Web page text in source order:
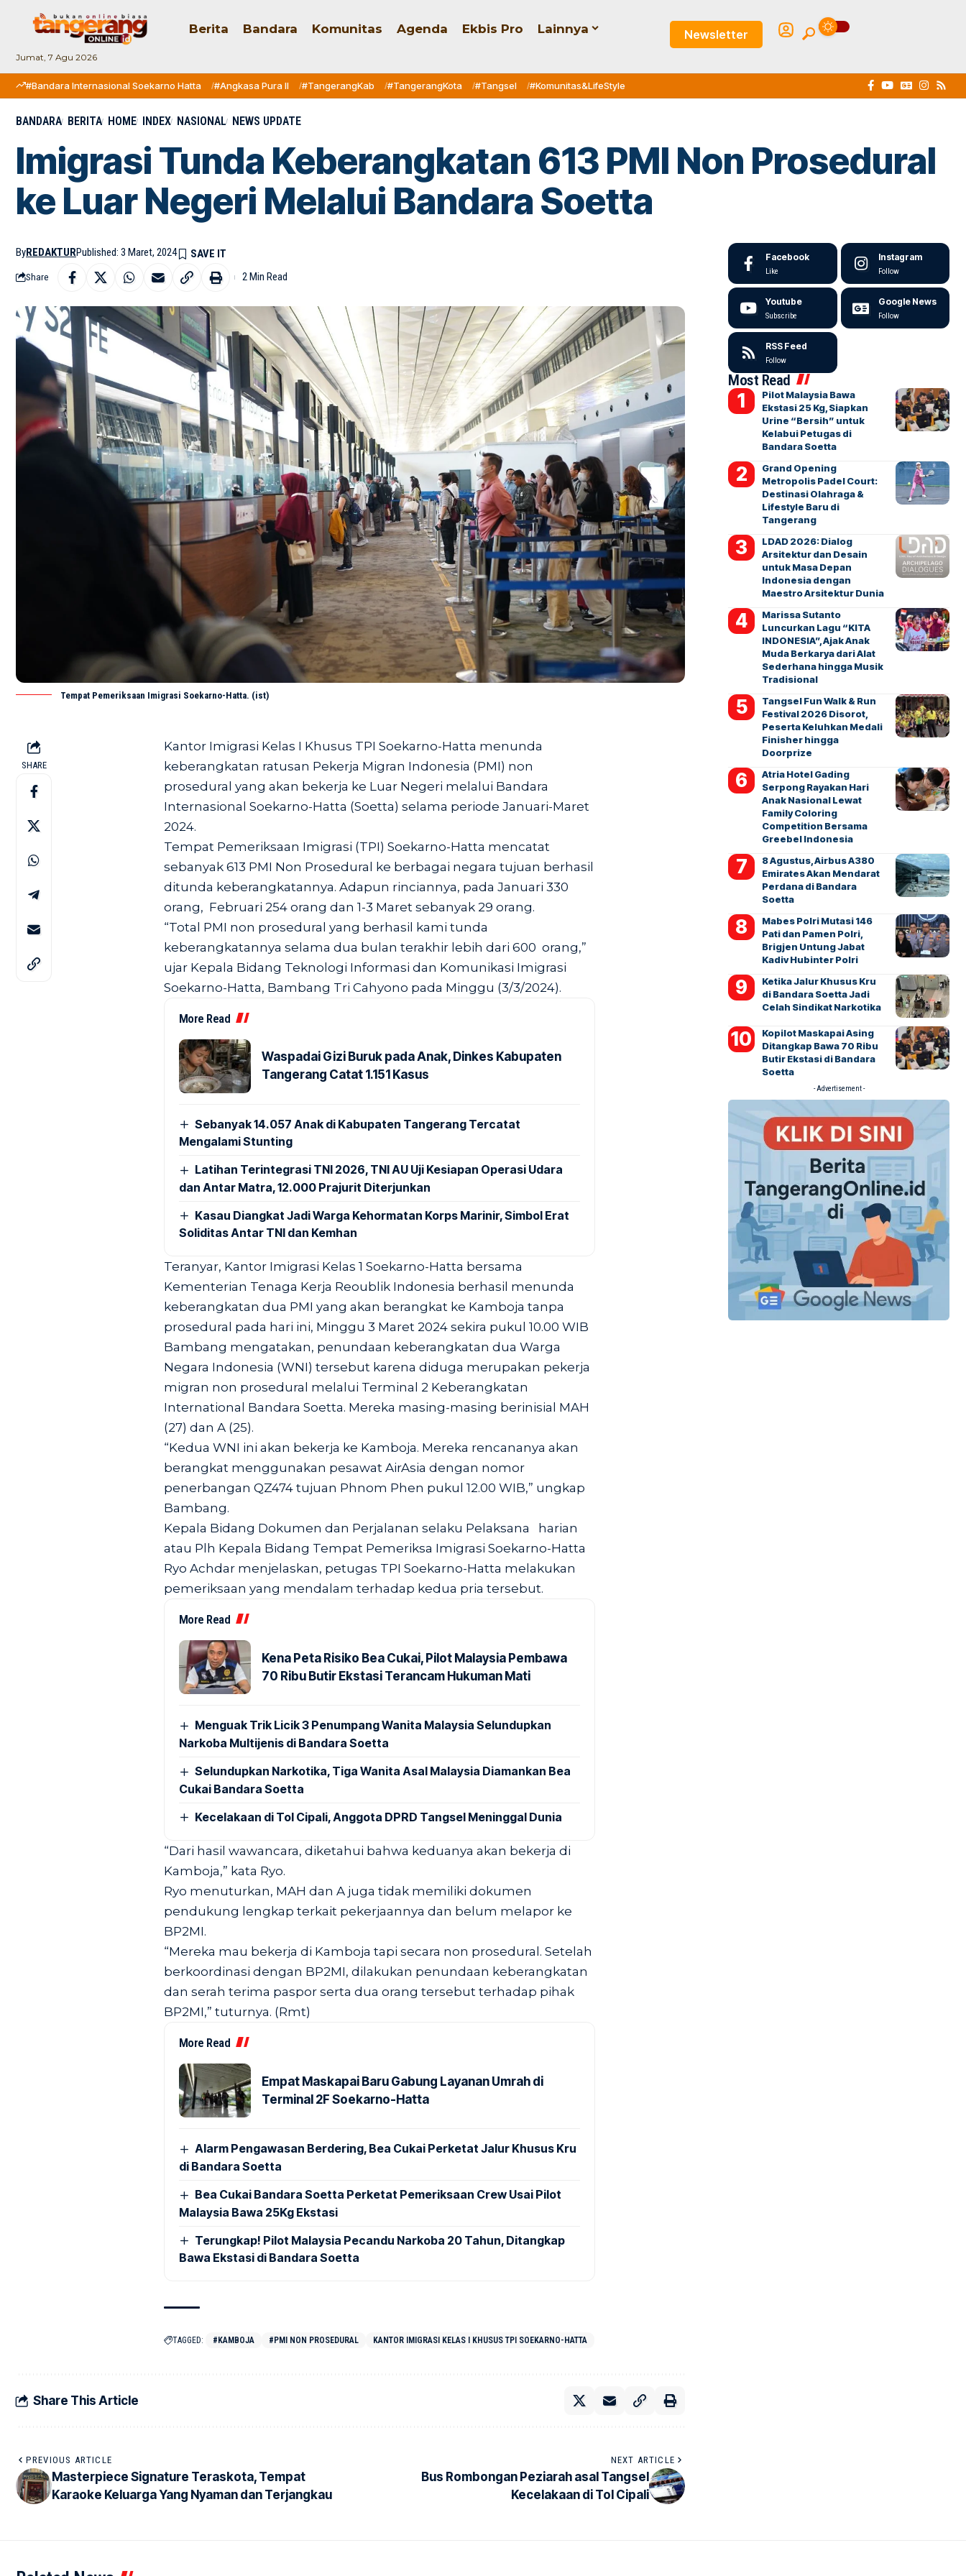
Jumat, 7 Agu 2026
Berita Bandara Komunitas Agenda Ekbis Pro Lainnya Newsletter
#Bandara Internasional Soekarno Hatta #Angkasa Pura II #TangerangKab #TangerangKota #Tangsel #Komunitas&LifeStyle
BANDARA BERITA HOME INDEX NASIONAL NEWS UPDATE
Imigrasi Tunda Keberangkatan 613 PMI Non Prosedural
ke Luar Negeri Melalui Bandara Soetta
ByREDAKTURPublished: 3 Maret, 2024
Share 2 Min Read
Tempat Pemeriksaan Imigrasi Soekarno-Hatta. (ist)
SHARE
Kantor Imigrasi Kelas I Khusus TPI Soekarno-Hatta menunda
keberangkatan ratusan Pekerja Migran Indonesia (PMI) non
prosedural yang akan bekerja ke Luar Negeri melalui Bandara
Internasional Soekarno-Hatta (Soetta) selama periode Januari-Maret
2024.
Tempat Pemeriksaan Imigrasi (TPI) Soekarno-Hatta mencatat
sebanyak 613 PMI Non Prosedural ke berbagai negara tujuan berhasil
ditunda keberangkatannya. Adapun rinciannya, pada Januari 330
orang, Februari 254 orang dan 1-3 Maret sebanyak 29 orang.
“Total PMI non prosedural yang berhasil kami tunda
keberangkatannya selama dua bulan terakhir lebih dari 600 orang,”
ujar Kepala Bidang Teknologi Informasi dan Komunikasi Imigrasi
Soekarno-Hatta, Bambang Tri Cahyono pada Minggu (3/3/2024).
More Read
Waspadai Gizi Buruk pada Anak, Dinkes Kabupaten
Tangerang Catat 1.151 Kasus
Sebanyak 14.057 Anak di Kabupaten Tangerang Tercatat
Mengalami Stunting
Latihan Terintegrasi TNI 2026, TNI AU Uji Kesiapan Operasi Udara
dan Antar Matra, 12.000 Prajurit Diterjunkan
Kasau Diangkat Jadi Warga Kehormatan Korps Marinir, Simbol Erat
Soliditas Antar TNI dan Kemhan
Teranyar, Kantor Imigrasi Kelas 1 Soekarno-Hatta bersama
Kementerian Tenaga Kerja Reoublik Indonesia berhasil menunda
keberangkatan dua PMI yang akan berangkat ke Kamboja tanpa
prosedural pada hari ini, Minggu 3 Maret 2024 sekira pukul 10.00 WIB
Bambang mengatakan, penundaan keberangkatan dua Warga
Negara Indonesia (WNI) tersebut karena diduga merupakan pekerja
migran non prosedural melalui Terminal 2 Keberangkatan
International Bandara Soetta. Mereka masing-masing berinisial MAH
(27) dan A (25).
“Kedua WNI ini akan bekerja ke Kamboja. Mereka rencananya akan
berangkat menggunakan pesawat AirAsia dengan nomor
penerbangan QZ474 tujuan Phnom Phen pukul 12.00 WIB,” ungkap
Bambang.
Kepala Bidang Dokumen dan Perjalanan selaku Pelaksana harian
atau Plh Kepala Bidang Tempat Pemeriksa Imigrasi Soekarno-Hatta
Ryo Achdar menjelaskan, petugas TPI Soekarno-Hatta melakukan
pemeriksaan yang mendalam terhadap kedua pria tersebut.
More Read
Kena Peta Risiko Bea Cukai, Pilot Malaysia Pembawa
70 Ribu Butir Ekstasi Terancam Hukuman Mati
Menguak Trik Licik 3 Penumpang Wanita Malaysia Selundupkan
Narkoba Multijenis di Bandara Soetta
Selundupkan Narkotika, Tiga Wanita Asal Malaysia Diamankan Bea
Cukai Bandara Soetta
Kecelakaan di Tol Cipali, Anggota DPRD Tangsel Meninggal Dunia
“Dari hasil wawancara, diketahui bahwa keduanya akan bekerja di
Kamboja,” kata Ryo.
Ryo menuturkan, MAH dan A juga tidak memiliki dokumen
pendukung lengkap terkait pekerjaannya dan belum melapor ke
BP2MI.
“Mereka mau bekerja di Kamboja tapi secara non prosedural. Setelah
berkoordinasi dengan BP2MI, dilakukan penundaan keberangkatan
dan serah terima paspor serta dua orang tersebut terhadap pihak
BP2MI,” tuturnya. (Rmt)
More Read
Empat Maskapai Baru Gabung Layanan Umrah di
Terminal 2F Soekarno-Hatta
Alarm Pengawasan Berdering, Bea Cukai Perketat Jalur Khusus Kru
di Bandara Soetta
Bea Cukai Bandara Soetta Perketat Pemeriksaan Crew Usai Pilot
Malaysia Bawa 25Kg Ekstasi
Terungkap! Pilot Malaysia Pecandu Narkoba 20 Tahun, Ditangkap
Bawa Ekstasi di Bandara Soetta
TAGGED: #KAMBOJA #PMI NON PROSEDURAL KANTOR IMIGRASI KELAS I KHUSUS TPI SOEKARNO-HATTA
Share This Article
PREVIOUS ARTICLE
Masterpiece Signature Teraskota, Tempat
Karaoke Keluarga Yang Nyaman dan Terjangkau
NEXT ARTICLE
Bus Rombongan Peziarah asal Tangsel
Kecelakaan di Tol Cipali
Facebook
Like
Instagram
Follow
Youtube
Subscribe
Google News
Follow
RSS Feed
Follow
Most Read
Pilot Malaysia Bawa
Ekstasi 25 Kg, Siapkan
Urine “Bersih” untuk
Kelabui Petugas di
Bandara Soetta
Grand Opening
Metropolis Padel Court:
Destinasi Olahraga &
Lifestyle Baru di
Tangerang
LDAD 2026: Dialog
Arsitektur dan Desain
untuk Masa Depan
Indonesia dengan
Maestro Arsitektur Dunia
Marissa Sutanto
Luncurkan Lagu “KITA
INDONESIA”, Ajak Anak
Muda Berkarya dari Alat
Sederhana hingga Musik
Tradisional
Tangsel Fun Walk & Run
Festival 2026 Disorot,
Peserta Keluhkan Medali
Finisher hingga
Doorprize
Atria Hotel Gading
Serpong Rayakan Hari
Anak Nasional Lewat
Family Coloring
Competition Bersama
Greebel Indonesia
8 Agustus, Airbus A380
Emirates Akan Mendarat
Perdana di Bandara
Soetta
Mabes Polri Mutasi 146
Pati dan Pamen Polri,
Brigjen Untung Jabat
Kadiv Hubinter Polri
Ketika Jalur Khusus Kru
di Bandara Soetta Jadi
Celah Sindikat Narkotika
Kopilot Maskapai Asing
Ditangkap Bawa 70 Ribu
Butir Ekstasi di Bandara
Soetta
- Advertisement -